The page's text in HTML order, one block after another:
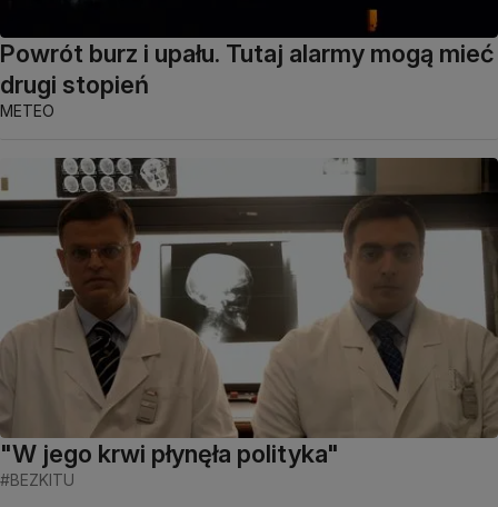
Powrót burz i upału. Tutaj alarmy mogą mieć
drugi stopień
METEO
"W jego krwi płynęła polityka"
#BEZKITU